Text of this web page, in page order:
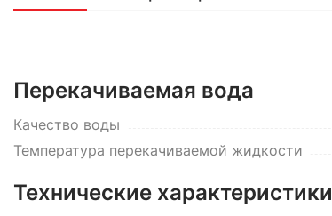
Перекачиваемая вода
Качество воды
Температура перекачиваемой жидкости
Технические характеристики